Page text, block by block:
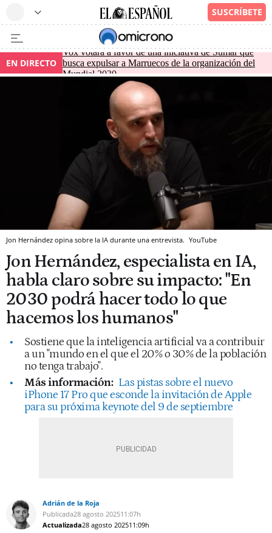
EN DIRECTO
Vox votará a favor de una iniciativa de Sumar que
busca expulsar a Marruecos de la organización del
Mundial 2030
Jon Hernández opina sobre la IA durante una entrevista. YouTube
Jon Hernández, especialista en IA,
habla claro sobre su impacto: "En
2030 podrá hacer todo lo que
hacemos los humanos"
Sostiene que la inteligencia artificial va a contribuir
a un "mundo en el que el 20% o 30% de la población
no tenga trabajo".
Más información: Las pistas sobre el nuevo
iPhone 17 Pro que esconde la invitación de Apple
para su próxima keynote del 9 de septiembre
Adrián de la Roja
Publicada28 agosto 202511:07h
Actualizada28 agosto 202511:09h